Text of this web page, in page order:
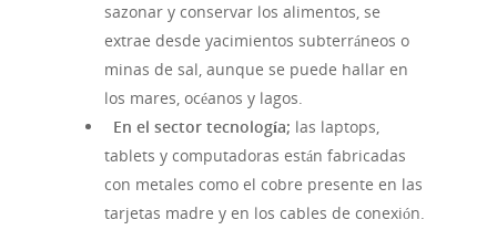
sazonar y conservar los alimentos, se
extrae desde yacimientos subterráneos o
minas de sal, aunque se puede hallar en
los mares, océanos y lagos.
En el sector tecnología; las laptops,
tablets y computadoras están fabricadas
con metales como el cobre presente en las
tarjetas madre y en los cables de conexión.